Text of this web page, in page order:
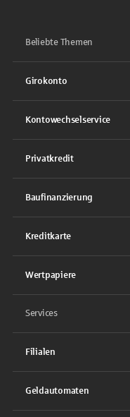
Beliebte Themen
Girokonto
Kontowechselservice
Privatkredit
Baufinanzierung
Kreditkarte
Wertpapiere
Services
Filialen
Geldautomaten